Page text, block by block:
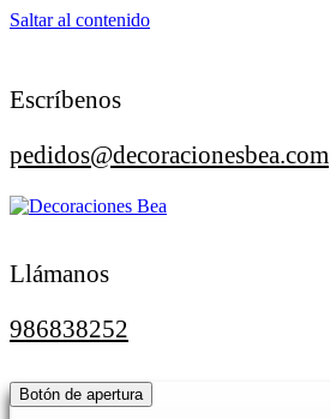
Saltar al contenido
Escríbenos
pedidos@decoracionesbea.com
Llámanos
986838252
Botón de apertura